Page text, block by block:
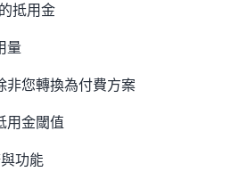
抵用金
量
非您轉換為付費方案
用金閾值
功能